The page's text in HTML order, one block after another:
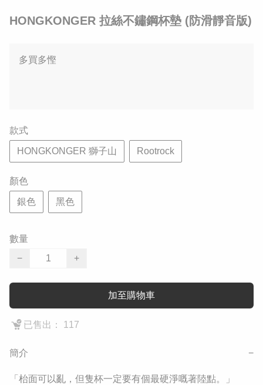
HONGKONGER 拉絲不鏽鋼杯墊 (防滑靜音版)
多買多慳
款式
HONGKONGER 獅子山 Rootrock
顏色
銀色 黑色
數量
−
+
加至購物車
已售出： 117
簡介 −
​「枱面可以亂，但隻杯一定要有個最硬淨嘅著陸點。」